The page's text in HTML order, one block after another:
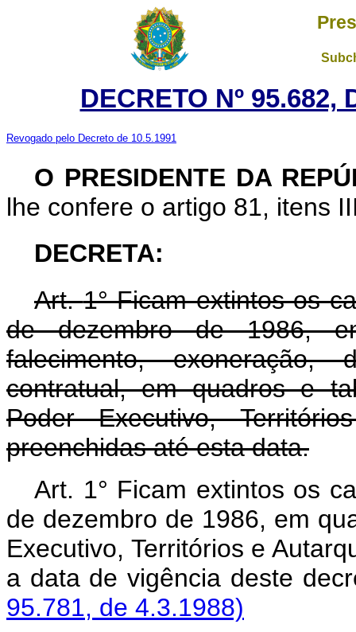
DECRETO Nº 95.682,
Revogado pelo Decreto de 10.5.1991
O PRESIDENTE DA
lhe confere o artigo 81, itens
DECRETA:
Art. 1° Ficam extintos os
de dezembro de 1986,
falecimento, exoneração,
contratual, em quadros e
Poder Executivo,
preenchidas até esta data.
Art. 1° Ficam extintos os
de dezembro de 1986, em
Executivo, Territórios e
a data de vigência deste
95.781, de 4.3.1988)